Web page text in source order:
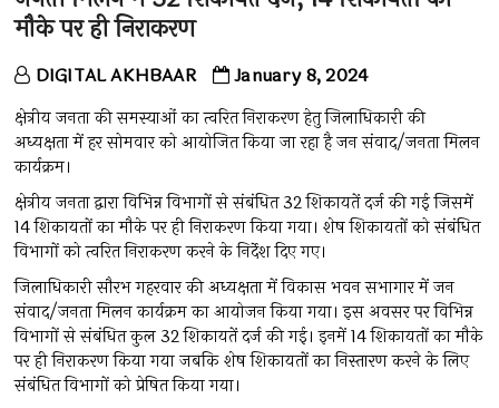
o
मौके पर ही निराकरण
DIGITAL AKHBAAR January 8, 2024
क्षेत्रीय जनता की समस्याओं का त्वरित निराकरण हेतु जिलाधिकारी की
अध्यक्षता में हर सोमवार को आयोजित किया जा रहा है जन संवाद/जनता मिलन
कार्यक्रम।
क्षेत्रीय जनता द्वारा विभिन्न विभागों से संबंधित 32 शिकायतें दर्ज की गई जिसमें
14 शिकायतों का मौके पर ही निराकरण किया गया। शेष शिकायतों को संबंधित
विभागों को त्वरित निराकरण करने के निर्देश दिए गए।
जिलाधिकारी सौरभ गहरवार की अध्यक्षता में विकास भवन सभागार में जन
संवाद/जनता मिलन कार्यक्रम का आयोजन किया गया। इस अवसर पर विभिन्न
विभागों से संबंधित कुल 32 शिकायतें दर्ज की गई। इनमें 14 शिकायतों का मौके
पर ही निराकरण किया गया जबकि शेष शिकायतों का निस्तारण करने के लिए
संबंधित विभागों को प्रेषित किया गया।